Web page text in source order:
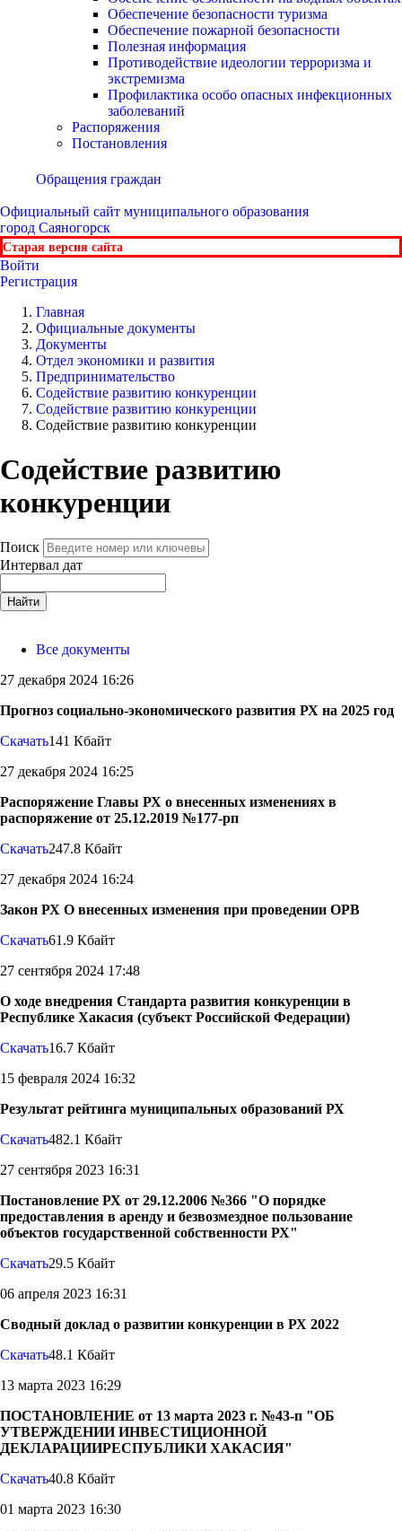
Обеспечение безопасности туризма
Обеспечение пожарной безопасности
Полезная информация
Противодействие идеологии терроризма и
экстремизма
Профилактика особо опасных инфекционных
заболеваний
Распоряжения
Постановления
Обращения граждан
Официальный сайт муниципального образования
город Саяногорск
Старая версия сайта
Войти
Регистрация
Главная
Официальные документы
Документы
Отдел экономики и развития
Предпринимательство
Содействие развитию конкуренции
Содействие развитию конкуренции
Содействие развитию конкуренции
Содействие развитию
конкуренции
Поиск
Интервал дат
Найти
Все документы
27 декабря 2024 16:26
Прогноз социально-экономического развития РХ на 2025 год
Скачать141 Кбайт
27 декабря 2024 16:25
Распоряжение Главы РХ о внесенных изменениях в
распоряжение от 25.12.2019 №177-рп
Скачать247.8 Кбайт
27 декабря 2024 16:24
Закон РХ О внесенных изменения при проведении ОРВ
Скачать61.9 Кбайт
27 сентября 2024 17:48
О ходе внедрения Стандарта развития конкуренции в
Республике Хакасия (субъект Российской Федерации)
Скачать16.7 Кбайт
15 февраля 2024 16:32
Результат рейтинга муниципальных образований РХ
Скачать482.1 Кбайт
27 сентября 2023 16:31
Постановление РХ от 29.12.2006 №366 "О порядке
предоставления в аренду и безвозмездное пользование
объектов государственной собственности РХ"
Скачать29.5 Кбайт
06 апреля 2023 16:31
Сводный доклад о развитии конкуренции в РХ 2022
Скачать48.1 Кбайт
13 марта 2023 16:29
ПОСТАНОВЛЕНИЕ от 13 марта 2023 г. №43-п "ОБ
УТВЕРЖДЕНИИ ИНВЕСТИЦИОННОЙ
ДЕКЛАРАЦИИРЕСПУБЛИКИ ХАКАСИЯ"
Скачать40.8 Кбайт
01 марта 2023 16:30